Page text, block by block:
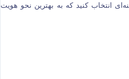
انتخاب کنید که به بهترین نحو هویت